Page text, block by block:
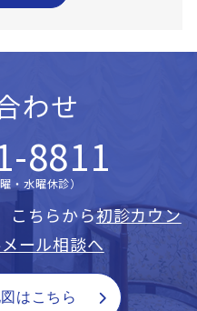
わせ
8811
・水曜休診）
こちらから初診カウン
ール相談へ
はこちら